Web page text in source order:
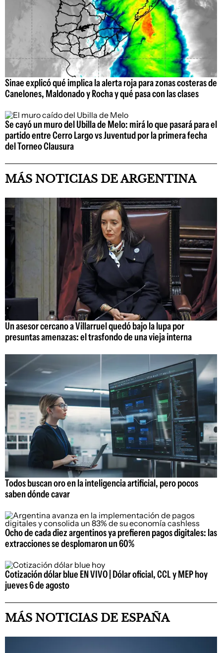
Sinae explicó qué implica la alerta roja para zonas costeras de
Canelones, Maldonado y Rocha y qué pasa con las clases
Se cayó un muro del Ubilla de Melo: mirá lo que pasará para el
partido entre Cerro Largo vs Juventud por la primera fecha
del Torneo Clausura
MÁS NOTICIAS DE ARGENTINA
Un asesor cercano a Villarruel quedó bajo la lupa por
presuntas amenazas: el trasfondo de una vieja interna
Todos buscan oro en la inteligencia artificial, pero pocos
saben dónde cavar
Ocho de cada diez argentinos ya prefieren pagos digitales: las
extracciones se desplomaron un 60%
Cotización dólar blue EN VIVO | Dólar oficial, CCL y MEP hoy
jueves 6 de agosto
MÁS NOTICIAS DE ESPAÑA